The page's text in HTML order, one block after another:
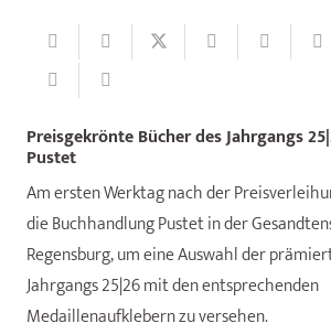
Preisgekrönte Bücher des Jahrgangs
Pustet
Am ersten Werktag nach der
die Buchhandlung Pustet in der
Regensburg, um eine Auswahl der
Jahrgangs 25|26 mit den entsprechenden
Medaillenaufklebern zu versehen.